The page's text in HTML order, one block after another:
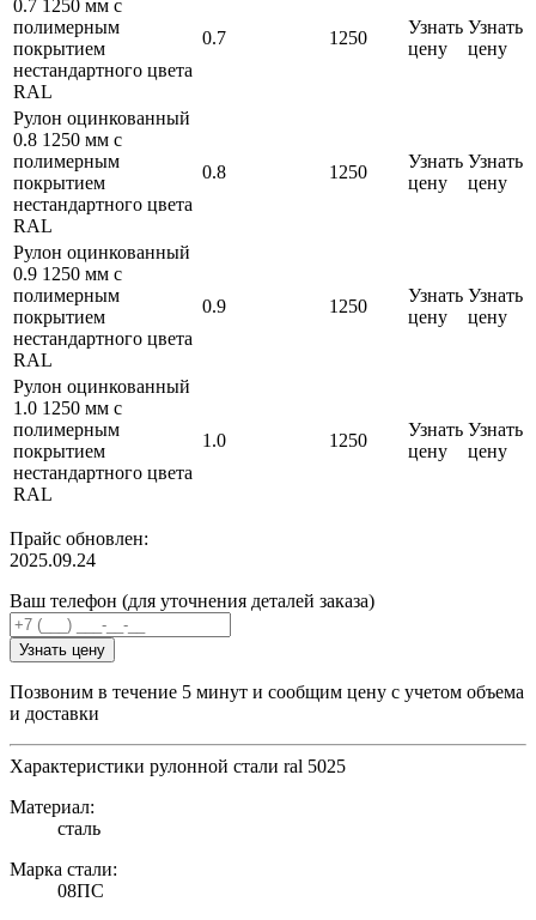
0.7 1250 мм с
полимерным
покрытием
нестандартного цвета
RAL
0.7 1250
Узнать
цену
Узнать
цену
Рулон оцинкованный
0.8 1250 мм с
полимерным
покрытием
нестандартного цвета
RAL
0.8 1250
Узнать
цену
Узнать
цену
Рулон оцинкованный
0.9 1250 мм с
полимерным
покрытием
нестандартного цвета
RAL
0.9 1250
Узнать
цену
Узнать
цену
Рулон оцинкованный
1.0 1250 мм с
полимерным
покрытием
нестандартного цвета
RAL
1.0 1250
Узнать
цену
Узнать
цену
Прайс обновлен:
2025.09.24
Ваш телефон (для уточнения деталей заказа)
Узнать цену
Позвоним в течение 5 минут и сообщим цену с учетом объема
и доставки
Характеристики рулонной стали ral 5025
Материал:
сталь
Марка стали:
08ПС